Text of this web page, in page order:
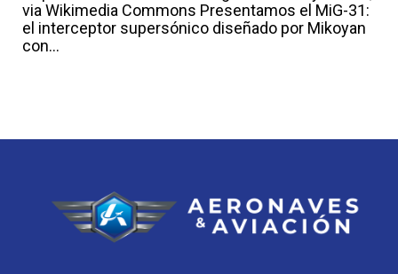
via Wikimedia Commons Presentamos el MiG-31:
el interceptor supersónico diseñado por Mikoyan
con...